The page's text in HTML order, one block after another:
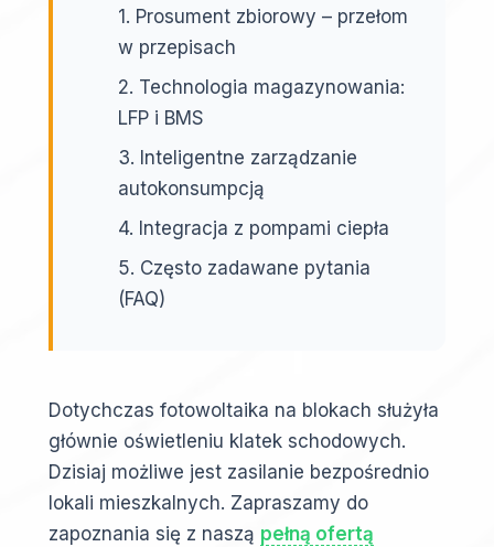
1. Prosument zbiorowy – przełom
w przepisach
2. Technologia magazynowania:
LFP i BMS
3. Inteligentne zarządzanie
autokonsumpcją
4. Integracja z pompami ciepła
5. Często zadawane pytania
(FAQ)
Dotychczas fotowoltaika na blokach służyła
głównie oświetleniu klatek schodowych.
Dzisiaj możliwe jest zasilanie bezpośrednio
lokali mieszkalnych. Zapraszamy do
zapoznania się z naszą pełną ofertą